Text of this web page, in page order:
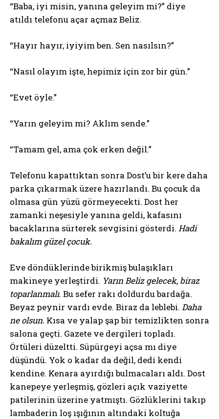
“Baba, iyi misin, yanına geleyim mi?” diye
atıldı telefonu açar açmaz Beliz.
“Hayır hayır, iyiyim ben. Sen nasılsın?”
“Nasıl olayım işte, hepimiz için zor bir gün.”
“Evet öyle.”
“Yarın geleyim mi? Aklım sende.”
“Tamam gel, ama çok erken değil.”
Telefonu kapattıktan sonra Dost’u bir kere daha
parka çıkarmak üzere hazırlandı. Bu çocuk da
olmasa gün yüzü görmeyecekti. Dost her
zamanki neşesiyle yanına geldi, kafasını
bacaklarına sürterek sevgisini gösterdi. Hadi
bakalım güzel çocuk.
Eve döndüklerinde birikmiş bulaşıkları
makineye yerleştirdi. Yarın Beliz gelecek, biraz
toparlanmalı. Bu sefer rakı doldurdu bardağa.
Beyaz peynir vardı evde. Biraz da leblebi. Daha
ne olsun. Kısa ve yalap şap bir temizlikten sonra
salona geçti. Gazete ve dergileri topladı.
Örtüleri düzeltti. Süpürgeyi açsa mı diye
düşündü. Yok o kadar da değil, dedi kendi
kendine. Kenara ayırdığı bulmacaları aldı. Dost
kanepeye yerleşmiş, gözleri açık vaziyette
patilerinin üzerine yatmıştı. Gözlüklerini takıp
lambaderin loş ışığının altındaki koltuğa